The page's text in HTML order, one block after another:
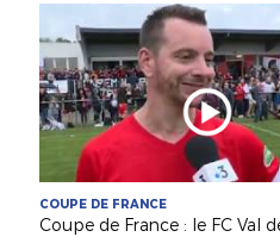
COUPE DE FRANCE